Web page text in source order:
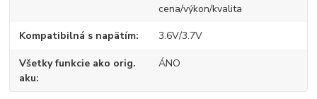
cena/výkon/kvalita
Kompatibilná s napätím 3.6V/3.7V
Všetky funkcie ako orig.
aku
ÁNO